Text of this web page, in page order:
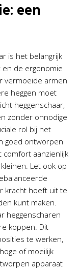
een
is het belangrijk
de ergonomie
vermoeide armen
heggen moet
heggenschaar,
zonder onnodige
rol bij het
goed ontworpen
comfort aanzienlijk
Let ook op
kracht hoeft uit te
kunt maken.
heggenscharen
koppen. Dit
te werken,
of moeilijk
apparaat